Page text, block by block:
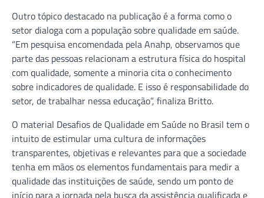
Outro tópico destacado na publicação é a forma como o
setor dialoga com a população sobre qualidade em saúde.
“Em pesquisa encomendada pela Anahp, observamos que
parte das pessoas relacionam a estrutura física do hospital
com qualidade, somente a minoria cita o conhecimento
sobre indicadores de qualidade. E isso é responsabilidade do
setor, de trabalhar nessa educação”, finaliza Britto.
O material Desafios de Qualidade em Saúde no Brasil tem o
intuito de estimular uma cultura de informações
transparentes, objetivas e relevantes para que a sociedade
tenha em mãos os elementos fundamentais para medir a
qualidade das instituições de saúde, sendo um ponto de
início para a jornada pela busca da assistência qualificada e